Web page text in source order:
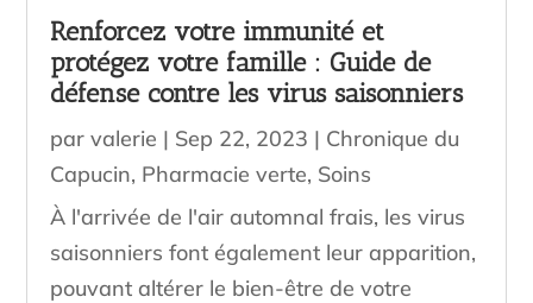
Renforcez votre immunité et
protégez votre famille : Guide de
défense contre les virus saisonniers
parvalerie | Sep 22, 2023 | Chronique du
Capucin, Pharmacie verte, Soins
À l'arrivée de l'air automnal frais, les virus
saisonniers font également leur apparition,
pouvant altérer le bien-être de votre